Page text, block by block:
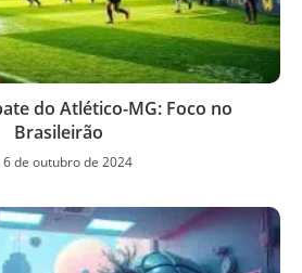
do Atlético-MG: Foco no
Brasileirão
6 de outubro de 2024